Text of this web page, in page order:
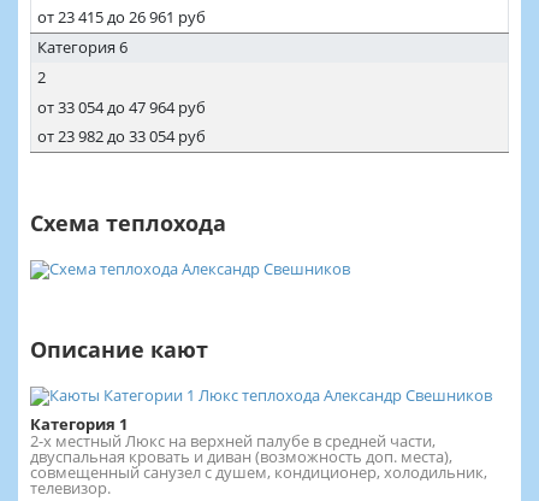
от 23 415 до 26 961 руб
Категория 6
2
от 33 054 до 47 964 руб
от 23 982 до 33 054 руб
Схема теплохода
Описание кают
Категория 1
2-х местный Люкс на верхней палубе в средней части,
двуспальная кровать и диван (возможность доп. места),
совмещенный санузел с душем, кондиционер, холодильник,
телевизор.